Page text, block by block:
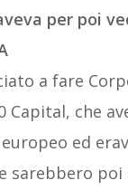
per poi
a fare
Capital, che
europeo ed
sarebbero